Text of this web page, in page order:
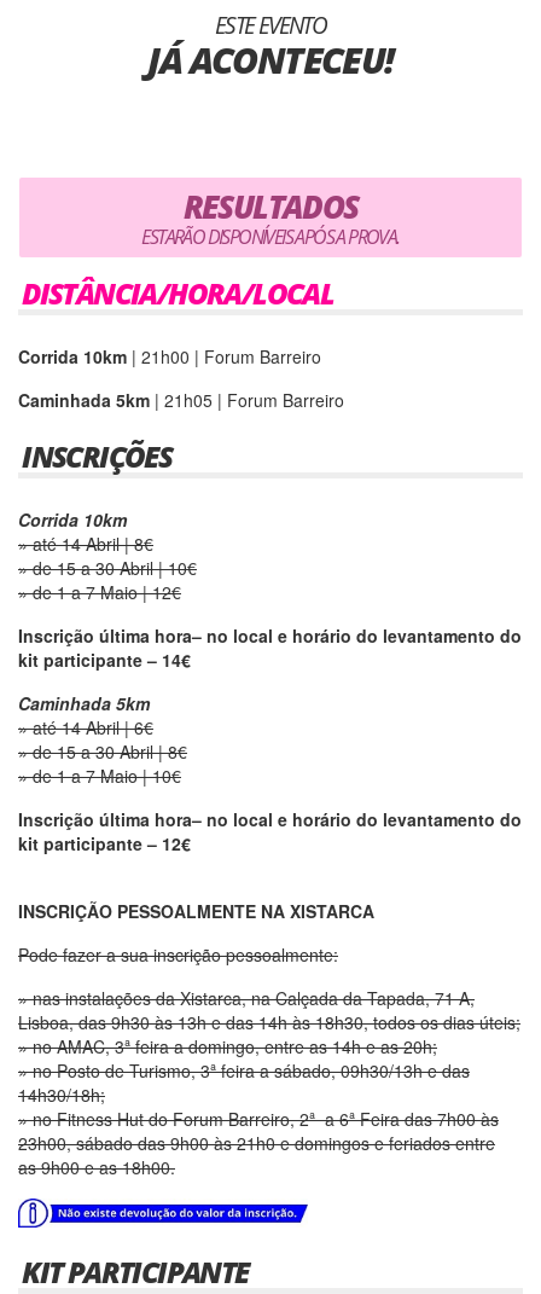
ESTE EVENTO
JÁ ACONTECEU!
RESULTADOS
ESTARÃO DISPONÍVEIS APÓS A PROVA.
DISTÂNCIA/HORA/LOCAL
Corrida 10km | 21h00 | Forum Barreiro
Caminhada 5km | 21h05 | Forum Barreiro
INSCRIÇÕES
Corrida 10km
» até 14 Abril | 8€
» de 15 a 30 Abril | 10€
» de 1 a 7 Maio | 12€
Inscrição última hora– no local e horário do levantamento do
kit participante – 14€
Caminhada 5km
» até 14 Abril | 6€
» de 15 a 30 Abril | 8€
» de 1 a 7 Maio | 10€
Inscrição última hora– no local e horário do levantamento do
kit participante – 12€
INSCRIÇÃO PESSOALMENTE NA XISTARCA
Pode fazer a sua inscrição pessoalmente:
» nas instalações da Xistarca, na Calçada da Tapada, 71 A,
Lisboa, das 9h30 às 13h e das 14h às 18h30, todos os dias úteis;
» no AMAC, 3ª feira a domingo, entre as 14h e as 20h;
» no Posto de Turismo, 3ª feira a sábado, 09h30/13h e das
14h30/18h;
» no Fitness Hut do Forum Barreiro, 2ª a 6ª Feira das 7h00 às
23h00, sábado das 9h00 às 21h0 e domingos e feriados entre
as 9h00 e as 18h00.
KIT PARTICIPANTE